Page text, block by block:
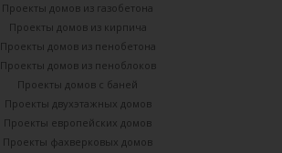
Проекты домов из газобетона
Проекты домов из кирпича
Проекты домов из пенобетона
Проекты домов из пеноблоков
Проекты домов с баней
Проекты двухэтажных домов
Проекты европейских домов
Проекты фахверковых домов